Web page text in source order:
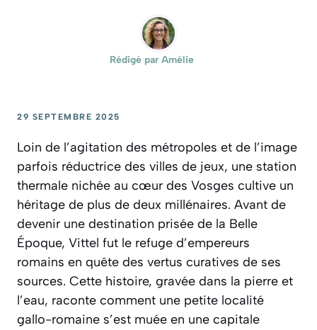
Rédigé par Amélie
29 SEPTEMBRE 2025
Loin de l’agitation des métropoles et de l’image
parfois réductrice des villes de jeux, une station
thermale nichée au cœur des Vosges cultive un
héritage de plus de deux millénaires. Avant de
devenir une destination prisée de la Belle
Époque, Vittel fut le refuge d’empereurs
romains en quête des vertus curatives de ses
sources. Cette histoire, gravée dans la pierre et
l’eau, raconte comment une petite localité
gallo-romaine s’est muée en une capitale